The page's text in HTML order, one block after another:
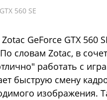
560 SE
GeForce GTX 560
словам Zotac, в
работать с
быструю смену
изображения.